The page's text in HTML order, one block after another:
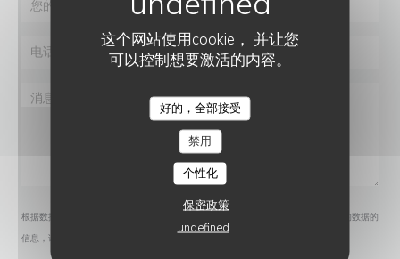
这个网站使用cookie， 并让您
可以控制想要激活的内容。
好的，全部接受
禁用
个性化
保密政策
undefined
根据数据保护法规，您有权拒绝接收营销电话。如需了解更多关于我们如何处理您的数据的
信息，请查看我们的